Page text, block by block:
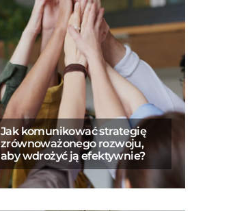
Jak komunikować strategię
zrównoważonego rozwoju,
aby wdrożyć ją efektywnie?